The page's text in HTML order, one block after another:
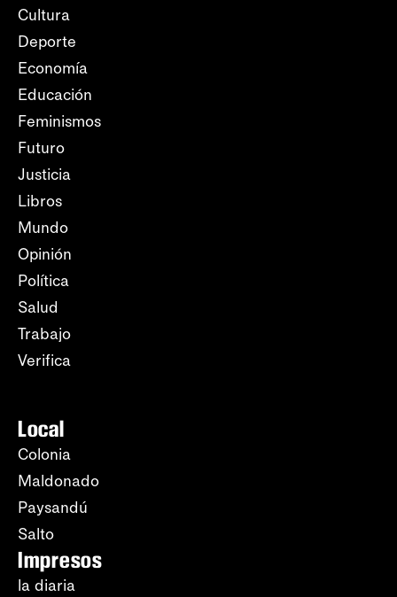
Cultura
Deporte
Economía
Educación
Feminismos
Futuro
Justicia
Libros
Mundo
Opinión
Política
Salud
Trabajo
Verifica
Local
Colonia
Maldonado
Paysandú
Salto
Impresos
la diaria